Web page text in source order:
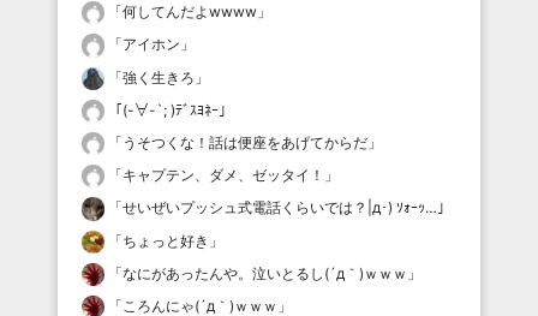
「何してんだよwwww 」
「アイホン 」
「強く生きろ 」
「(-∀-`; )ﾃﾞｽﾖﾈｰ 」
「 うそつくな！話は便座をあげてからだ 」
「キャプテン、ダメ、ゼッタイ！ 」
「せいぜいプッシュ式電話くらいでは？|д･) ｿｫｰｯ… 」
「ちょっと好き 」
「なにがあったんや。泣いとるし(´д｀)ｗｗｗ 」
「 ころんにゃ(´д｀)ｗｗｗ 」